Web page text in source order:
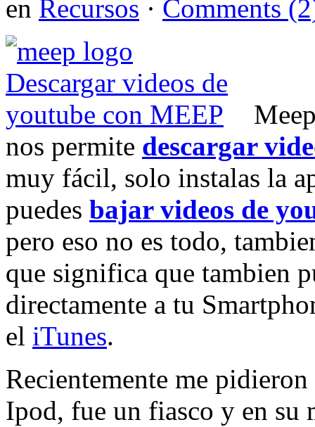
en Recursos · Comments
nos permite descargar
muy fácil, solo instalas la
puedes bajar videos de
pero eso no es todo,
que significa que tambien
directamente a tu
el iTunes.
Recientemente me
Ipod, fue un fiasco y en su